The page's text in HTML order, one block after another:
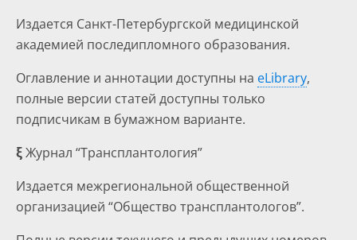
Издается Санкт-Петербургской медицинской
академией последипломного образования.
Оглавление и аннотации доступны на eLibrary,
полные версии статей доступны только
подписчикам в бумажном варианте.
ξЖурнал “Трансплантология”
Издается межрегиональной общественной
организацией “Общество трансплантологов”.